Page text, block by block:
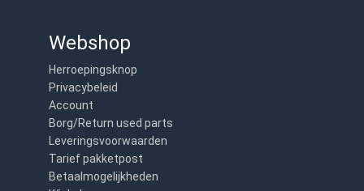
Webshop
Herroepingsknop
Privacybeleid
Account
Borg/Return used parts
Leveringsvoorwaarden
Tarief pakketpost
Betaalmogelijkheden